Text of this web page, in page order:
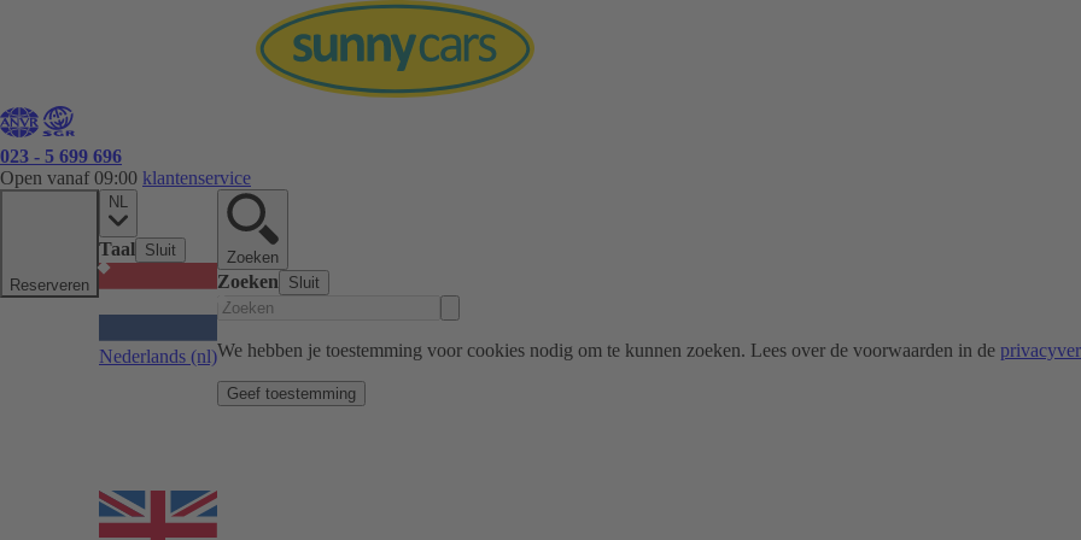
023 - 5 699 696
Open vanaf 09:00 klantenservice
Reserveren
NL
Taal Sluit
Nederlands (nl)
Zoeken
Zoeken Sluit
We hebben je toestemming voor cookies nodig om te kunnen zoeken. Lees over de voorwaarden in de
Geef toestemming